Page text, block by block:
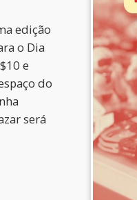
edição
o Dia
e
do
será